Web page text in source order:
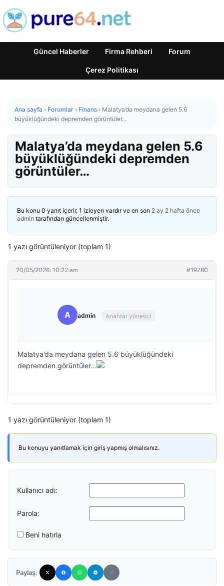
Güncel Haberler Firma Rehberi Forum
Çerez Politikası
Ana sayfa › Forumlar › Finans › Malatya’da meydana gelen 5.6
büyüklüğündeki depremden görüntüler…
Malatya’da meydana gelen 5.6
büyüklüğündeki depremden
görüntüler…
Bu konu 0 yanıt içerir, 1 izleyen vardır ve en son 2 ay 2 hafta önce
admin tarafından güncellenmiştir.
1 yazı görüntüleniyor (toplam 1)
20/05/2026: 10:22 am #19780
A admin Anahtar yönetici
Malatya’da meydana gelen 5.6 büyüklüğündeki
depremden görüntüler…
1 yazı görüntüleniyor (toplam 1)
Bu konuyu yanıtlamak için giriş yapmış olmalısınız.
Kullanıcı adı:
Parola:
Beni hatırla
Paylaş: